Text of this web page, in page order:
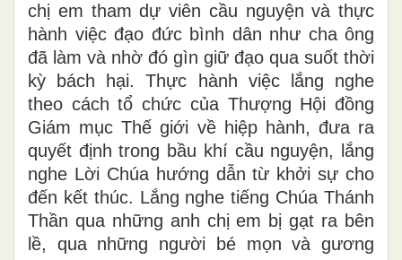
chị em tham dự viên cầu nguyện và thực
hành việc đạo đức bình dân như cha ông
đã làm và nhờ đó gìn giữ đạo qua suốt thời
kỳ bách hại. Thực hành việc lắng nghe
theo cách tổ chức của Thượng Hội đồng
Giám mục Thế giới về hiệp hành, đưa ra
quyết định trong bầu khí cầu nguyện, lắng
nghe Lời Chúa hướng dẫn từ khởi sự cho
đến kết thúc. Lắng nghe tiếng Chúa Thánh
Thần qua những anh chị em bị gạt ra bên
lề, qua những người bé mọn và gương